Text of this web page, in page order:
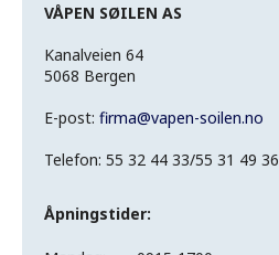
VÅPEN SØILEN AS
Kanalveien 64
5068 Bergen
E-post: firma@vapen-soilen.no
Telefon: 55 32 44 33/55 31 49 36
Åpningstider: